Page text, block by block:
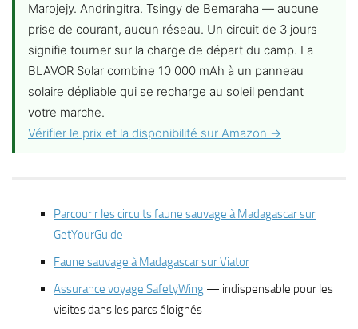
Marojejy. Andringitra. Tsingy de Bemaraha — aucune
prise de courant, aucun réseau. Un circuit de 3 jours
signifie tourner sur la charge de départ du camp. La
BLAVOR Solar combine 10 000 mAh à un panneau
solaire dépliable qui se recharge au soleil pendant
votre marche.
Vérifier le prix et la disponibilité sur Amazon →
Parcourir les circuits faune sauvage à Madagascar sur
GetYourGuide
Faune sauvage à Madagascar sur Viator
Assurance voyage SafetyWing — indispensable pour les
visites dans les parcs éloignés